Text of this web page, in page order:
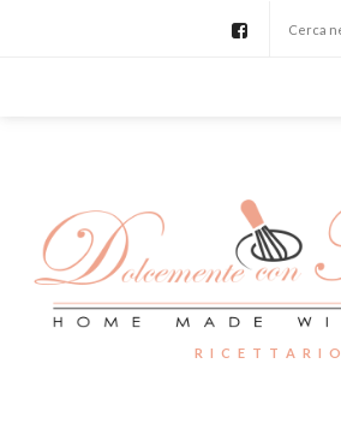
R I C E T T A R I O